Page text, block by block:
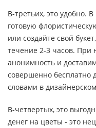
В-третьих, это удобно.
готовую
или создайте свой
течение 2-3 часов. При
анонимность и
совершенно бесплатно
словами в
В-четвертых, это
денег на цветы - это